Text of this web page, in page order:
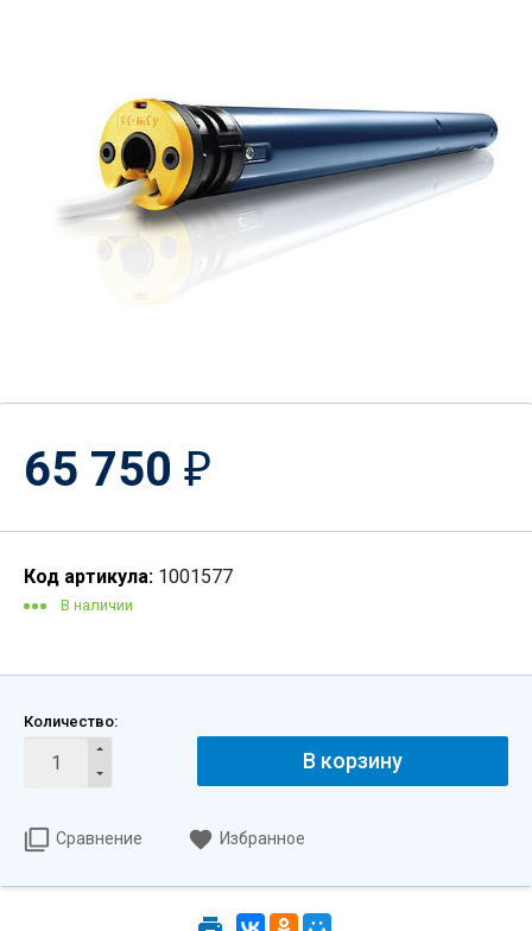
65 750 ₽
Код артикула: 1001577
В наличии
Количество:
В корзину
Сравнение Избранное